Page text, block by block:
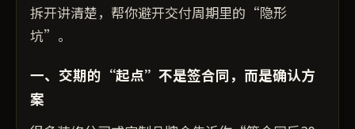
拆开讲清楚，帮你避开交付周期里的“隐形
坑”。
一、交期的“起点”不是签合同，而是确认方
案